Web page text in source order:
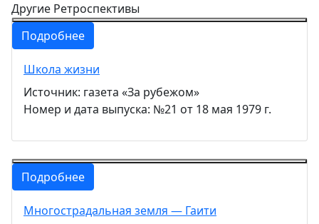
Другие Ретроспективы
Подробнее
Школа жизни
Источник: газета «За рубежом»
Номер и дата выпуска: №21 от 18 мая 1979 г.
Подробнее
Многострадальная земля — Гаити